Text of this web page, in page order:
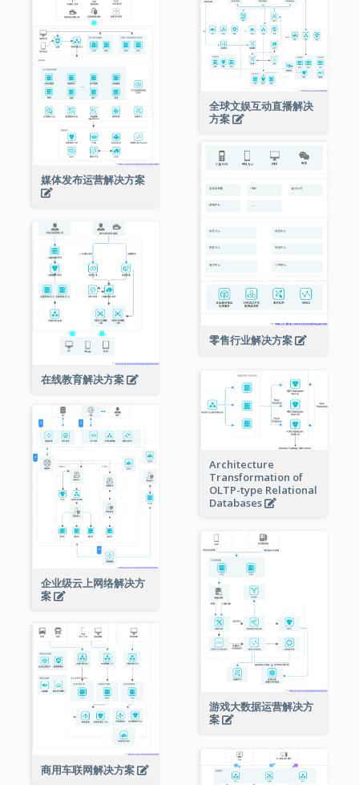
媒体发布运营解决方案
全球文娱互动直播解决
方案
零售行业解决方案
在线教育解决方案
Architecture
Transformation of
OLTP-type Relational
Databases
企业级云上网络解决方
案
游戏大数据运营解决方
案
商用车联网解决方案